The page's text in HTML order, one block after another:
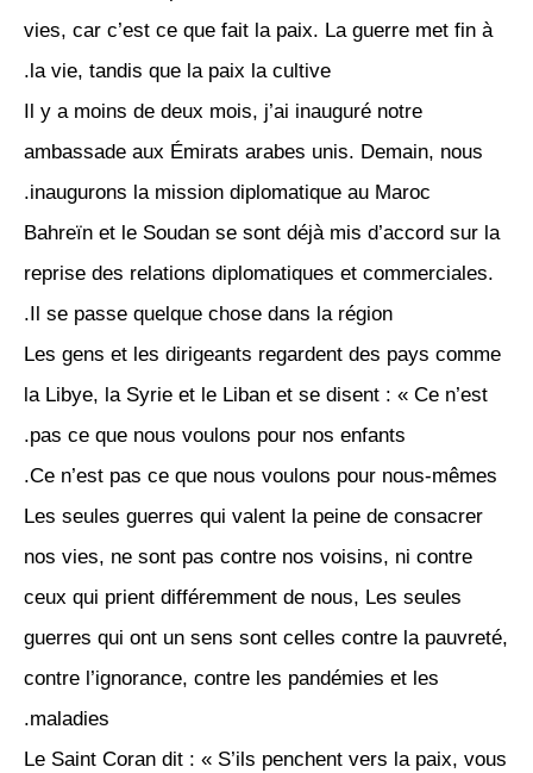
vies, car c’est ce que fait la paix. La guerre met fin à
la vie, tandis que la paix la cultive.
Il y a moins de deux mois, j’ai inauguré notre
ambassade aux Émirats arabes unis. Demain, nous
inaugurons la mission diplomatique au Maroc.
Bahreïn et le Soudan se sont déjà mis d’accord sur la
reprise des relations diplomatiques et commerciales.
Il se passe quelque chose dans la région.
Les gens et les dirigeants regardent des pays comme
la Libye, la Syrie et le Liban et se disent : « Ce n’est
pas ce que nous voulons pour nos enfants.
Ce n’est pas ce que nous voulons pour nous-mêmes.
Les seules guerres qui valent la peine de consacrer
nos vies, ne sont pas contre nos voisins, ni contre
ceux qui prient différemment de nous, Les seules
guerres qui ont un sens sont celles contre la pauvreté,
contre l’ignorance, contre les pandémies et les
maladies.
Le Saint Coran dit : « S’ils penchent vers la paix, vous